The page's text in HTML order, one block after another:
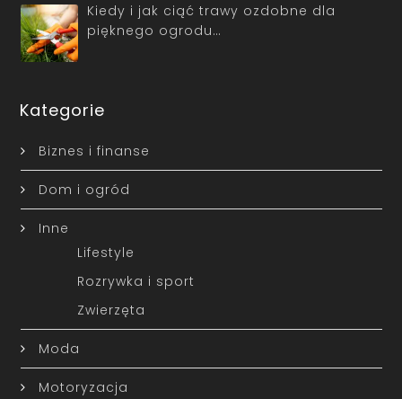
Kiedy i jak ciąć trawy ozdobne dla
pięknego ogrodu…
Kategorie
Biznes i finanse
Dom i ogród
Inne
Lifestyle
Rozrywka i sport
Zwierzęta
Moda
Motoryzacja